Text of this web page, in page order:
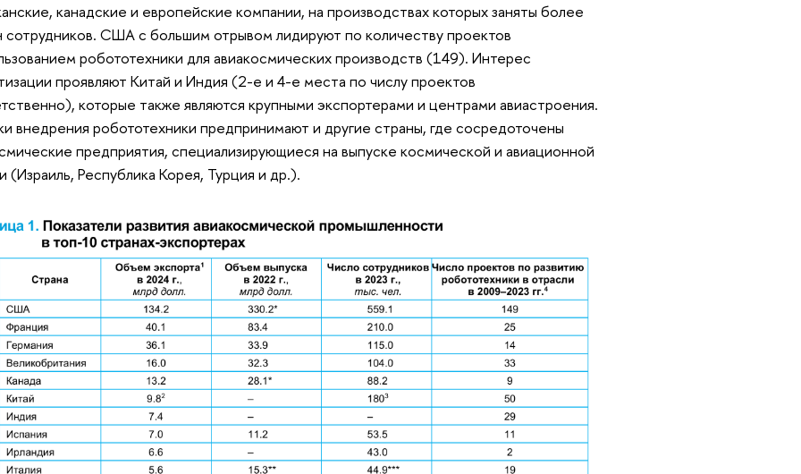
канадские и европейские компании, на производствах которых заняты более
сотрудников. США с большим отрывом лидируют по количеству проектов
робототехники для авиакосмических производств (149). Интерес
проявляют Китай и Индия (2-е и 4-е места по числу проектов
которые также являются крупными экспортерами и центрами авиастроения.
внедрения робототехники предпринимают и другие страны, где сосредоточены
предприятия, специализирующиеся на выпуске космической и авиационной
(Израиль, Республика Корея, Турция и др.).